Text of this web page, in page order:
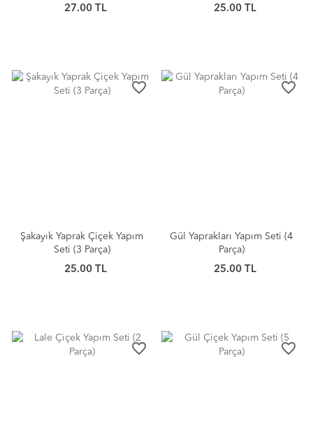
27.00 TL 25.00 TL
favorite_border
Şakayık Yaprak Çiçek Yapım
Seti (3 Parça)
25.00 TL
favorite_border
Gül Yaprakları Yapım Seti (4
Parça)
25.00 TL
favorite_border favorite_border